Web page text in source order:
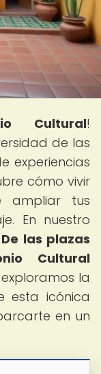
Cultural!
de las
experiencias
cómo vivir
ampliar tus
En nuestro
las plazas
Cultural
exploramos la
esta icónica
en un